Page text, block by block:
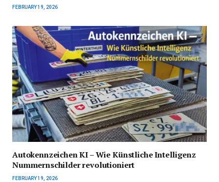
FEBRUARY 19, 2026
Autokennzeichen KI – Wie Künstliche Intelligenz
Nummernschilder revolutioniert
FEBRUARY 19, 2026